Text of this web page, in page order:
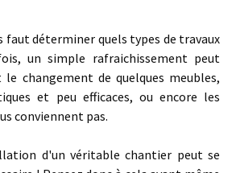
faut déterminer quels types de travaux
un simple rafraichissement peut
changement de quelques meubles,
et peu efficaces, ou encore les
conviennent pas.
d'un véritable chantier peut se